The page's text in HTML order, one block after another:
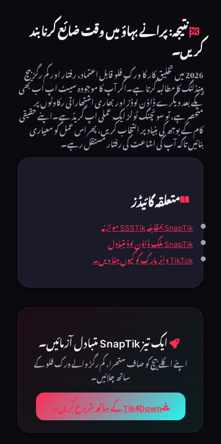
اگر آپ ویڈیوز کو باقاعدگی سے پروسیس کرتے ہیں تو حقیقی ملٹی لنک
بیچنگ اور زپ آؤٹ پٹ والا ٹول استعمال کریں۔
نتیجہ: پرانے بہاؤ میں وقت ضائع کرنا بند
کریں۔
2026 میں تخلیق کار کا ورک فلو قابل اعتماد، رفتار اور کم رگڑ بیچ
ہینڈلنگ کا مطالبہ کرتا ہے۔اگر آپ کا موجودہ سیٹ اپ اب بھی
یکے بعد دیگرے ڈاؤن لوڈز اور بھاری اشتھاراتی رکاوٹوں پر
منحصر ہے، تو سوئچنگ ٹولز ایک عملی اپ گریڈ ہے۔اپنے حقیقی
کام کے بوجھ کی بنیاد پر انتخاب کریں، پھر اس عمل کو معیاری
بنائیں تاکہ آپ کی اشاعت کی رفتار مستقل رہے۔
متعلقہ گائیڈز
SnapTik بمقابلہ SSSTik موازنہ
SnapTik بلک ڈاؤن لوڈ متبادل
TikTok واٹر مارک کو کیوں ہٹا دیں۔
ایک تیز SnapTik متبادل آزمائیں۔
اپنے اگلے بیچ کو صاف ستھرا، کم رگڑ والے ورک فلو کے
ساتھ چلائیں۔
Tik4Down کے ساتھ شروع کریں۔